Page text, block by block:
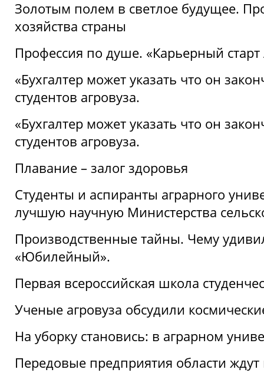
Золотым полем в светлое будущее.
хозяйства страны
Профессия по душе. «Карьерный
«Бухгалтер может указать что он
студентов агровуза.
«Бухгалтер может указать что он
студентов агровуза.
Плавание – залог здоровья
Студенты и аспиранты аграрного
лучшую научную Министерства
Производственные тайны. Чему
«Юбилейный».
Первая всероссийская школа
Ученые агровуза обсудили
На уборку становись: в аграрном
Передовые предприятия области ждут